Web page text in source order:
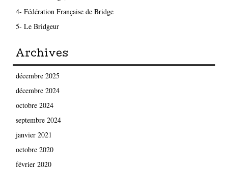
4- Fédération Française de Bridge
5- Le Bridgeur
Archives
décembre 2025
décembre 2024
octobre 2024
septembre 2024
janvier 2021
octobre 2020
février 2020